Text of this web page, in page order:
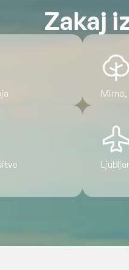
Zakaj
Mirno,